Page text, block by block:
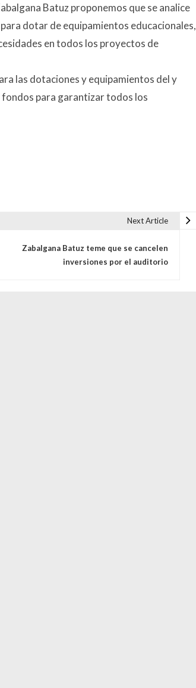
Batuz proponemos que se analice
dotar de equipamientos educacionales,
en todos los proyectos de
las dotaciones y equipamientos del y
fondos para garantizar todos los
Next Article
Zabalgana Batuz teme que se cancelen
inversiones por el auditorio